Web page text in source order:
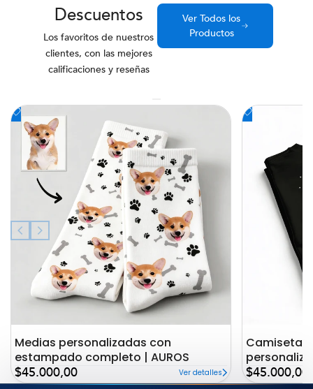
Descuentos
Los favoritos de nuestros
clientes, con las mejores
calificaciones y reseñas
Ver Todos los
Productos
Añadir
a
lista
deseos
Medias personalizadas con
estampado completo | AUROS
Precio
de
$45.000,00 Ver detalles
Añadir
lista
de
deseos
Camiseta
AUROS
Precio
de
$45.000,00